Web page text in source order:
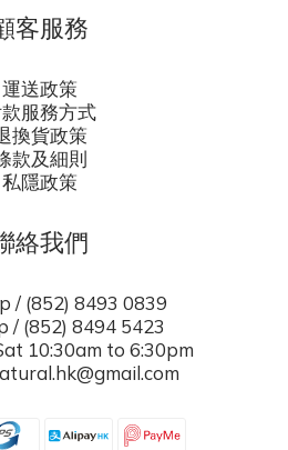
客服務
運送政策
服務方式
換貨政策
款及細則
私隱政策
絡我們
/ (852) 8493 0839
/ (852) 8494 5423
10:30am to 6:30pm